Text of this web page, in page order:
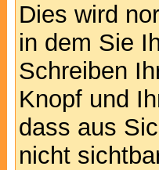
Dies wird
in dem Sie
Schreiben
Knopf und
dass aus
nicht